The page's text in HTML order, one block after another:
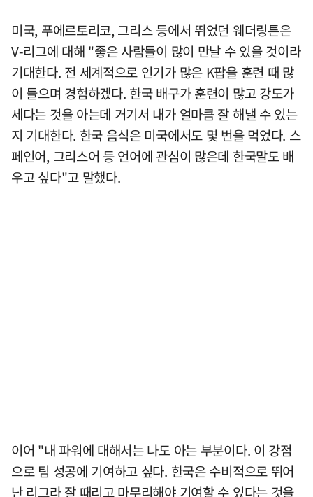
미국, 푸에르토리코, 그리스 등에서 뛰었던 웨더링튼은
V-리그에 대해 "좋은 사람들이 많이 만날 수 있을 것이라
기대한다. 전 세계적으로 인기가 많은 K팝을 훈련 때 많
이 들으며 경험하겠다. 한국 배구가 훈련이 많고 강도가
세다는 것을 아는데 거기서 내가 얼마큼 잘 해낼 수 있는
지 기대한다. 한국 음식은 미국에서도 몇 번을 먹었다. 스
페인어, 그리스어 등 언어에 관심이 많은데 한국말도 배
우고 싶다"고 말했다.
이어 "내 파워에 대해서는 나도 아는 부분이다. 이 강점
으로 팀 성공에 기여하고 싶다. 한국은 수비적으로 뛰어
난 리그라 잘 때리고 마무리해야 기여할 수 있다는 것을